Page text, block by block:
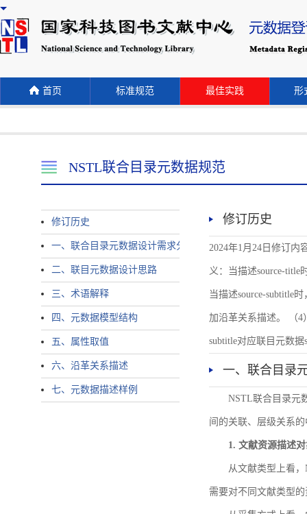
首页 标准规范 最佳实践 形
NSTL联合目录元数据规范
修订历史
一、联合目录元数据设计需求分析
二、联目元数据设计思路
三、术语解释
四、元数据模型结构
五、属性取值
六、沿革关系描述
七、元数据描述样例
修订历史
2024年1月24日修订内
义：当描述source-title
当描述source-subtitle
加沿革关系描述。 （4
subtitle对应联目元数据
一、联合目录
NSTL联合目录元
间的关联、层级关系
1. 文献资源描述
从文献类型上看
需要对不同文献类型